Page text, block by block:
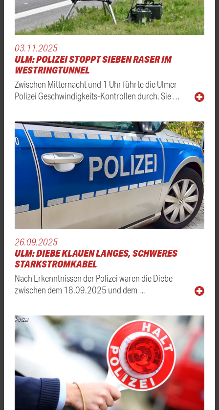
03.11.2025
ULM: POLIZEI STOPPT SIEBEN RASER IM
WESTRINGTUNNEL
Zwischen Mitternacht und 1 Uhr führte die Ulmer
Polizei Geschwindigkeits-Kontrollen durch. Sie …
26.09.2025
ULM: DIEBE KLAUEN LANGES, SCHWERES
STARKSTROMKABEL
Nach Erkenntnissen der Polizei waren die Diebe
zwischen dem 18.09.2025 und dem …
Polizei